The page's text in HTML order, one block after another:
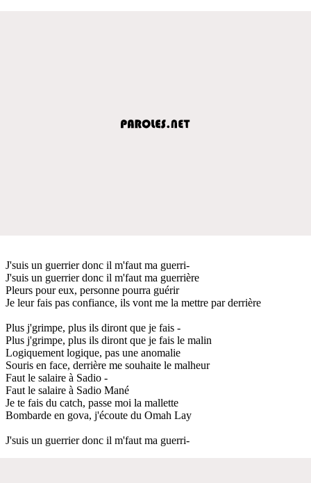
J'suis un guerrier donc il m'faut ma guerri-
J'suis un guerrier donc il m'faut ma guerrière
Pleurs pour eux, personne pourra guérir
Je leur fais pas confiance, ils vont me la mettre par derrière
Plus j'grimpe, plus ils diront que je fais -
Plus j'grimpe, plus ils diront que je fais le malin
Logiquement logique, pas une anomalie
Souris en face, derrière me souhaite le malheur
Faut le salaire à Sadio -
Faut le salaire à Sadio Mané
Je te fais du catch, passe moi la mallette
Bombarde en gova, j'écoute du Omah Lay
J'suis un guerrier donc il m'faut ma guerri-